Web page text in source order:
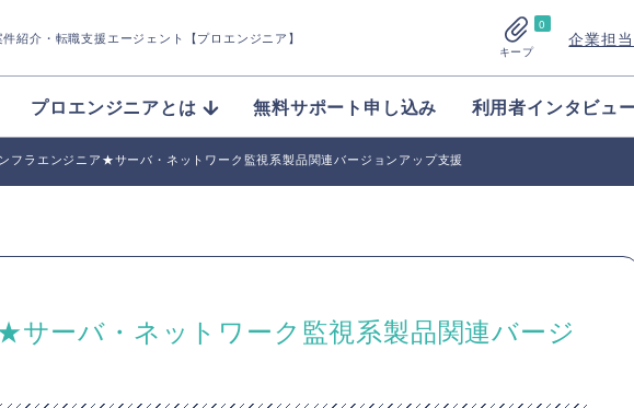
紹介 ・転職支援エージェント【プロエンジニア】
0
キープ
企業担
プロエンジニアとは 無料サポート申し込み 利用者インタビュ
フラエンジニア★サーバ・ネットワーク監視系製品関連バージョンアップ支援
サーバ・ネットワーク監視系製品関連バージ